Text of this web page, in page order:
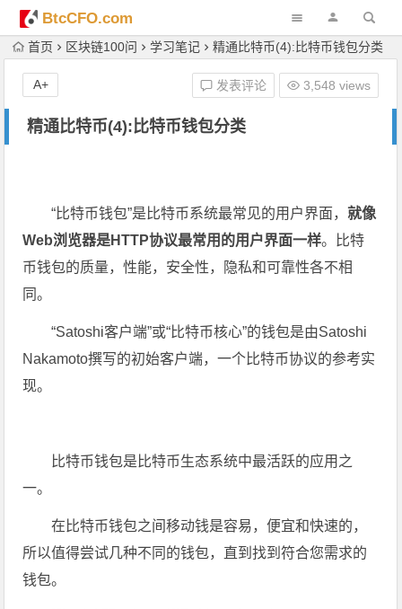
BtcCFO.com
首页 区块链100问 学习笔记 精通比特币(4):比特币钱包分类
精通比特币(4):比特币钱包分类
发表评论 3,548 views
A+
“比特币钱包”是比特币系统最常见的用户界面，就像
Web浏览器是HTTP协议最常用的用户界面一样。比特
币钱包的质量，性能，安全性，隐私和可靠性各不相
同。
“Satoshi客户端”或“比特币核心”的钱包是由Satoshi
Nakamoto撰写的初始客户端，一个比特币协议的参考实
现。
比特币钱包是比特币生态系统中最活跃的应用之
一。
在比特币钱包之间移动钱是容易，便宜和快速的，
所以值得尝试几种不同的钱包，直到找到符合您需求的
钱包。